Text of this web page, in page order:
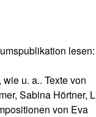
lesen:
u. a.. Texte von
Sabina Hörtner,
von Eva